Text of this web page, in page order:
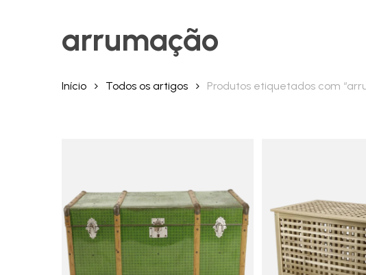
arrumação
Início Todos os artigos Produtos etiquetados com